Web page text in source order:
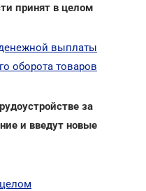
принят в целом
выплаты
оборота товаров
за
и введут новые